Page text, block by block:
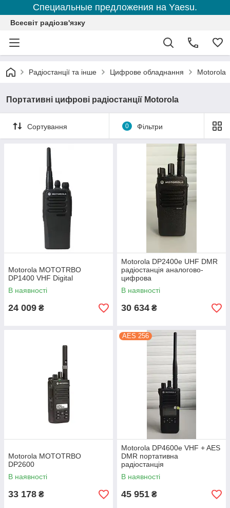
Специальные предложения на Yaesu.
Всесвіт радіозв'язку
Радіостанції та інше Цифрове обладнання Motorola
Портативні цифрові радіостанції Motorola
Сортування 0 Фільтри
Motorola MOTOTRBO
DP1400 VHF Digital
В наявності
24 009 ₴
Motorola DP2400e UHF DMR
радіостанція аналогово-
цифрова
В наявності
30 634 ₴
Motorola MOTOTRBO
DP2600
В наявності
33 178 ₴
AES 256
Motorola DP4600e VHF + AES
DMR портативна
радіостанція
В наявності
45 951 ₴